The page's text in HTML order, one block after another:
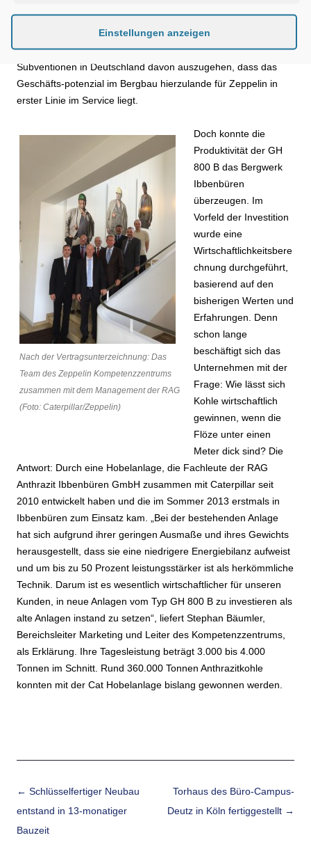
Integration des neuen Geschäftsfeldes verantwortlich, über
den Auftrag. Denn dieser war alles andere als
selbstverständlich. Vielmehr war aufgrund der auslaufenden
Subventionen in Deutschland davon auszugehen, dass das
Geschäfts-potenzial im Bergbau hierzulande für Zeppelin in
erster Linie im Service liegt.
Nach der Vertragsunterzeichnung: Das
Team des Zeppelin Kompetenzzentrums
zusammen mit dem Management der RAG
(Foto: Caterpillar/Zeppelin)
Doch konnte die
Produktivität der GH
800 B das Bergwerk
Ibbenbüren
überzeugen. Im
Vorfeld der Investition
wurde eine
Wirtschaftlichkeitsbere
chnung durchgeführt,
basierend auf den
bisherigen Werten und
Erfahrungen. Denn
schon lange
beschäftigt sich das
Unternehmen mit der
Frage: Wie lässt sich
Kohle wirtschaftlich
gewinnen, wenn die
Flöze unter einen
Meter dick sind? Die
Antwort: Durch eine Hobelanlage, die Fachleute der RAG
Anthrazit Ibbenbüren GmbH zusammen mit Caterpillar seit
2010 entwickelt haben und die im Sommer 2013 erstmals in
Ibbenbüren zum Einsatz kam. „Bei der bestehenden Anlage
hat sich aufgrund ihrer geringen Ausmaße und ihres Gewichts
herausgestellt, dass sie eine niedrigere Energiebilanz aufweist
und um bis zu 50 Prozent leistungsstärker ist als herkömmliche
Technik. Darum ist es wesentlich wirtschaftlicher für unseren
Kunden, in neue Anlagen vom Typ GH 800 B zu investieren als
alte Anlagen instand zu setzen“, liefert Stephan Bäumler,
Bereichsleiter Marketing und Leiter des Kompetenzzentrums,
als Erklärung. Ihre Tagesleistung beträgt 3.000 bis 4.000
Tonnen im Schnitt. Rund 360.000 Tonnen Anthrazitkohle
konnten mit der Cat Hobelanlage bislang gewonnen werden.
Beitrags-Navigation
← Schlüsselfertiger Neubau
entstand in 13-monatiger
Bauzeit
Torhaus des Büro-Campus-
Deutz in Köln fertiggestellt →
Einstellungen anzeigen